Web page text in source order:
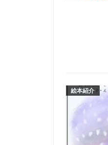
絵本紹介